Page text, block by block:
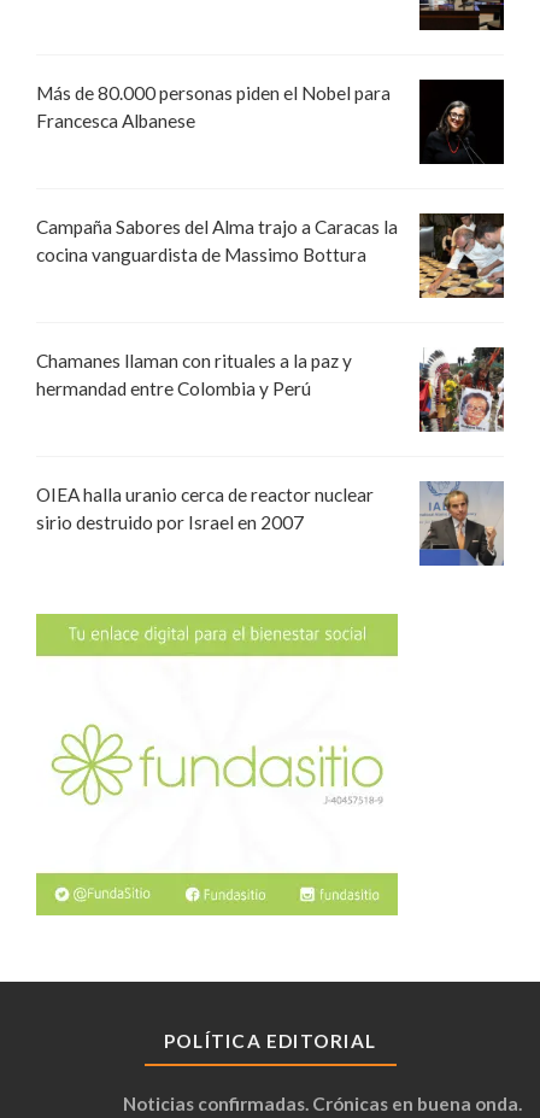
Más de 80.000 personas piden el Nobel para
Francesca Albanese
Campaña Sabores del Alma trajo a Caracas la
cocina vanguardista de Massimo Bottura
Chamanes llaman con rituales a la paz y
hermandad entre Colombia y Perú
OIEA halla uranio cerca de reactor nuclear
sirio destruido por Israel en 2007
POLÍTICA EDITORIAL
Noticias confirmadas. Crónicas en buena onda.